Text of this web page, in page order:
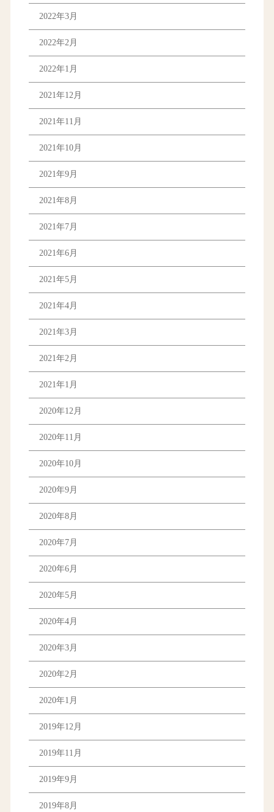
2022年3月
2022年2月
2022年1月
2021年12月
2021年11月
2021年10月
2021年9月
2021年8月
2021年7月
2021年6月
2021年5月
2021年4月
2021年3月
2021年2月
2021年1月
2020年12月
2020年11月
2020年10月
2020年9月
2020年8月
2020年7月
2020年6月
2020年5月
2020年4月
2020年3月
2020年2月
2020年1月
2019年12月
2019年11月
2019年9月
2019年8月